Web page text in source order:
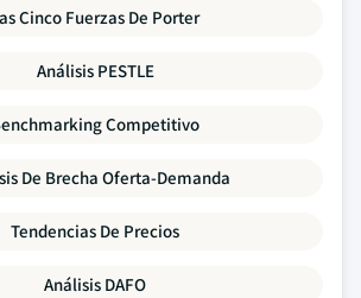
Cinco Fuerzas De Porter
Análisis PESTLE
Competitivo
De Brecha Oferta-Demanda
Tendencias De Precios
Análisis DAFO